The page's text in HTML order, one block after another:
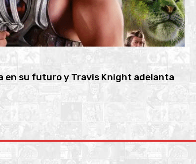
en su futuro y Travis Knight adelanta